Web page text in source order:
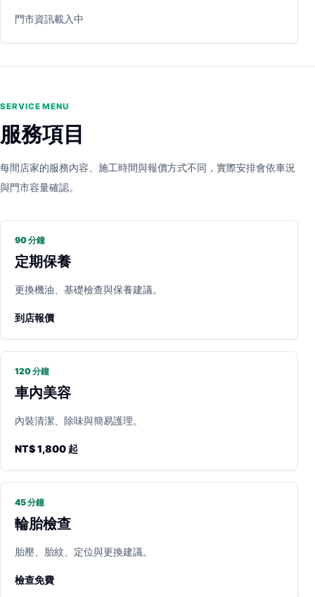
門市資訊載入中
SERVICE MENU
服務項目
每間店家的服務內容、施工時間與報價方式不同，實際安排會依車況
與門市容量確認。
90 分鐘
定期保養
更換機油、基礎檢查與保養建議。
到店報價
120 分鐘
車內美容
內裝清潔、除味與簡易護理。
NT$ 1,800 起
45 分鐘
輪胎檢查
胎壓、胎紋、定位與更換建議。
檢查免費